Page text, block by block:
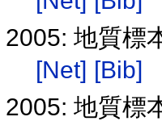
2005: 地質標
[Net] [Bib]
2005: 地質標